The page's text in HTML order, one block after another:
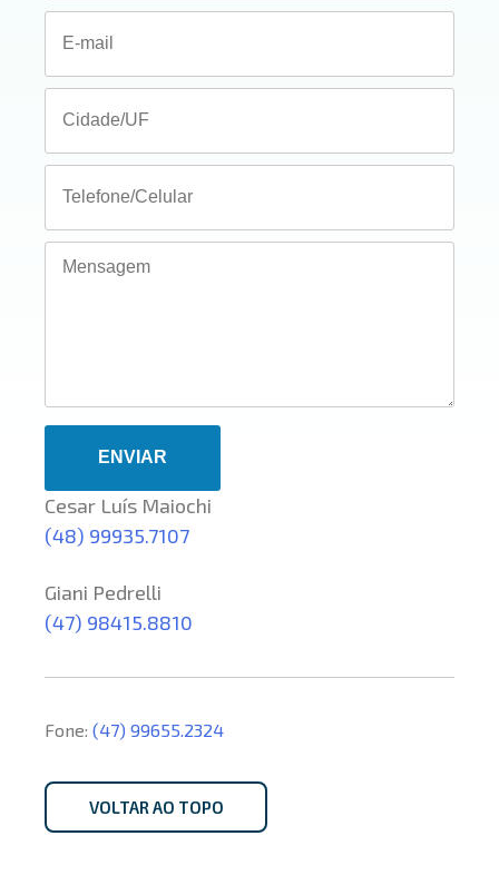
Cesar Luís Maiochi
(48) 99935.7107
Giani Pedrelli
(47) 98415.8810
Fone: (47) 99655.2324
VOLTAR AO TOPO